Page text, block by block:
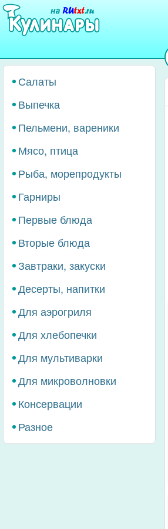
Перейти
основному
Салаты
Выпечка
Пельмени, вареники
Мясо, птица
Рыба, морепродукты
Гарниры
Первые блюда
Вторые блюда
Завтраки, закуски
Десерты, напитки
Для аэрогриля
Для хлебопечки
Для мультиварки
Для микроволновки
Консервации
Разное